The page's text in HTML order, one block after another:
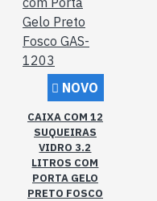
NOVO
CAIXA COM 12
SUQUEIRAS
VIDRO 3.2
LITROS COM
PORTA GELO
PRETO FOSCO